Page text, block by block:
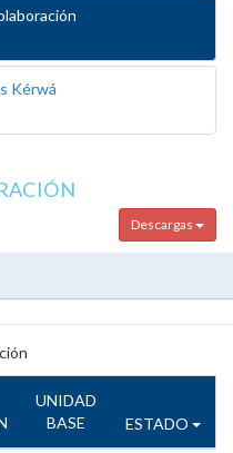
Kérwá
Descargas
UNIDAD
BASE
ESTADO